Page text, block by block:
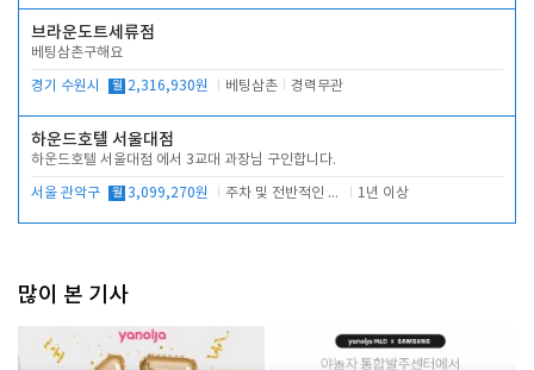
브라운도트세류점
베팅삼촌구해요
경기 수원시 월 2,316,930원 베팅삼촌 경력무관
하운드호텔 서울대점
하운드호텔 서울대점 에서 3교대 과장님 구인합니다.
서울 관악구 월 3,099,270원 주차 및 전반적인 당번업무 1년 이상
많이 본 기사